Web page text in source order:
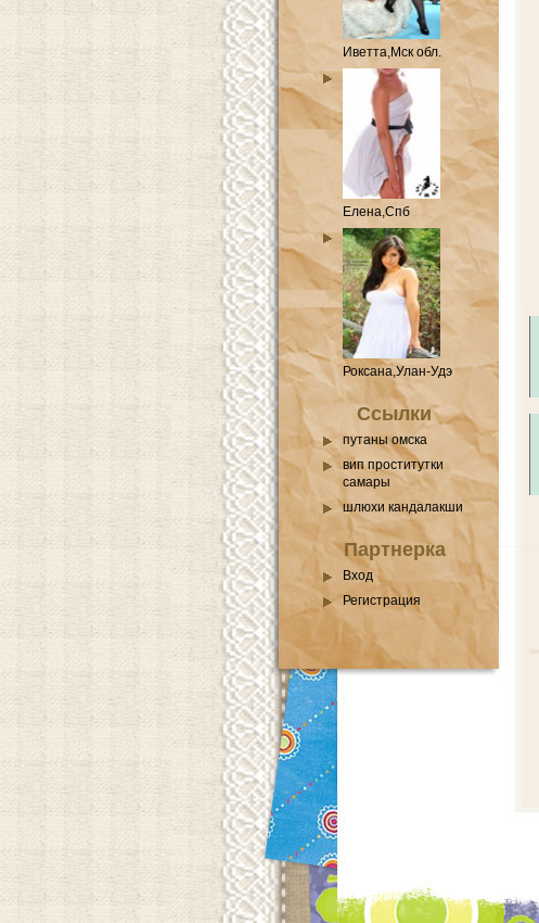
Иветта,Мск обл.
Елена,Спб
Роксана,Улан-Удэ
Ссылки
путаны омска
вип проститутки
самары
шлюхи кандалакши
Партнерка
Вход
Регистрация